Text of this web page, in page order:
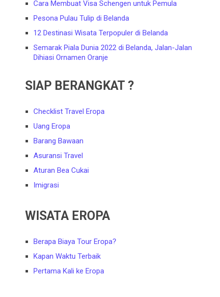
Cara Membuat Visa Schengen untuk Pemula
Pesona Pulau Tulip di Belanda
12 Destinasi Wisata Terpopuler di Belanda
Semarak Piala Dunia 2022 di Belanda, Jalan-Jalan
Dihiasi Ornamen Oranje
SIAP BERANGKAT ?
Checklist Travel Eropa
Uang Eropa
Barang Bawaan
Asuransi Travel
Aturan Bea Cukai
Imigrasi
WISATA EROPA
Berapa Biaya Tour Eropa?
Kapan Waktu Terbaik
Pertama Kali ke Eropa